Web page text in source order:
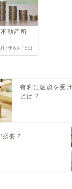
動産所
年6月16日
有利に融資を受
とは？
要？